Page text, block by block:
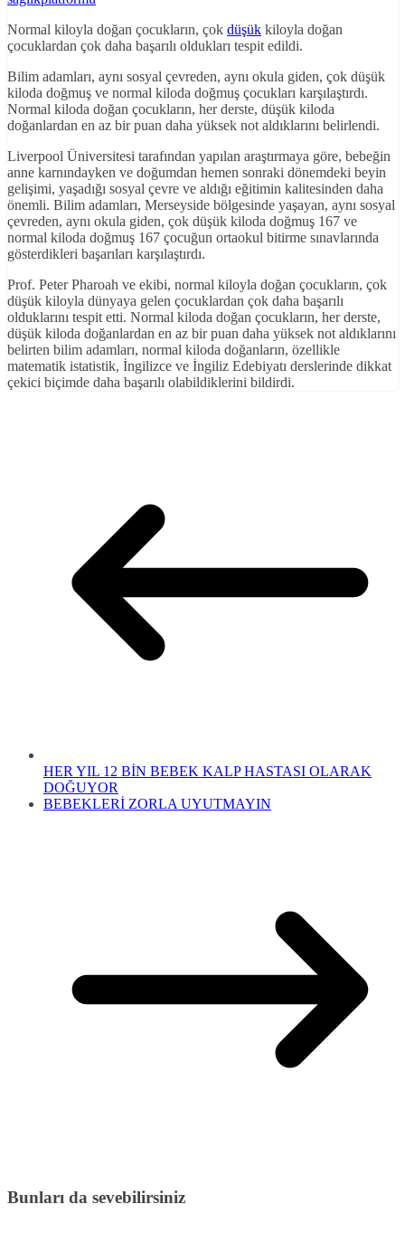
Normal kiloyla doğan çocukların, çok düşük kiloyla doğan
çocuklardan çok daha başarılı oldukları tespit edildi.
Bilim adamları, aynı sosyal çevreden, aynı okula giden, çok düşük
kiloda doğmuş ve normal kiloda doğmuş çocukları karşılaştırdı.
Normal kiloda doğan çocukların, her derste, düşük kiloda
doğanlardan en az bir puan daha yüksek not aldıklarını belirlendi.
Liverpool Üniversitesi tarafından yapılan araştırmaya göre, bebeğin
anne karnındayken ve doğumdan hemen sonraki dönemdeki beyin
gelişimi, yaşadığı sosyal çevre ve aldığı eğitimin kalitesinden daha
önemli. Bilim adamları, Merseyside bölgesinde yaşayan, aynı sosyal
çevreden, aynı okula giden, çok düşük kiloda doğmuş 167 ve
normal kiloda doğmuş 167 çocuğun ortaokul bitirme sınavlarında
gösterdikleri başarıları karşılaştırdı.
Prof. Peter Pharoah ve ekibi, normal kiloyla doğan çocukların, çok
düşük kiloyla dünyaya gelen çocuklardan çok daha başarılı
olduklarını tespit etti. Normal kiloda doğan çocukların, her derste,
düşük kiloda doğanlardan en az bir puan daha yüksek not aldıklarını
belirten bilim adamları, normal kiloda doğanların, özellikle
matematik istatistik, İngilizce ve İngiliz Edebiyatı derslerinde dikkat
çekici biçimde daha başarılı olabildiklerini bildirdi.
HER YIL 12 BİN BEBEK KALP HASTASI OLARAK
DOĞUYOR
BEBEKLERİ ZORLA UYUTMAYIN
Bunları da sevebilirsiniz